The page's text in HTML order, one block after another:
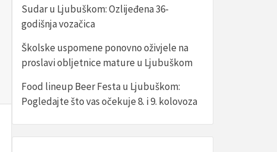
Sudar u Ljubuškom: Ozlijeđena 36-
godišnja vozačica
Školske uspomene ponovno oživjele na
proslavi obljetnice mature u Ljubuškom
Food lineup Beer Festa u Ljubuškom:
Pogledajte što vas očekuje 8. i 9. kolovoza